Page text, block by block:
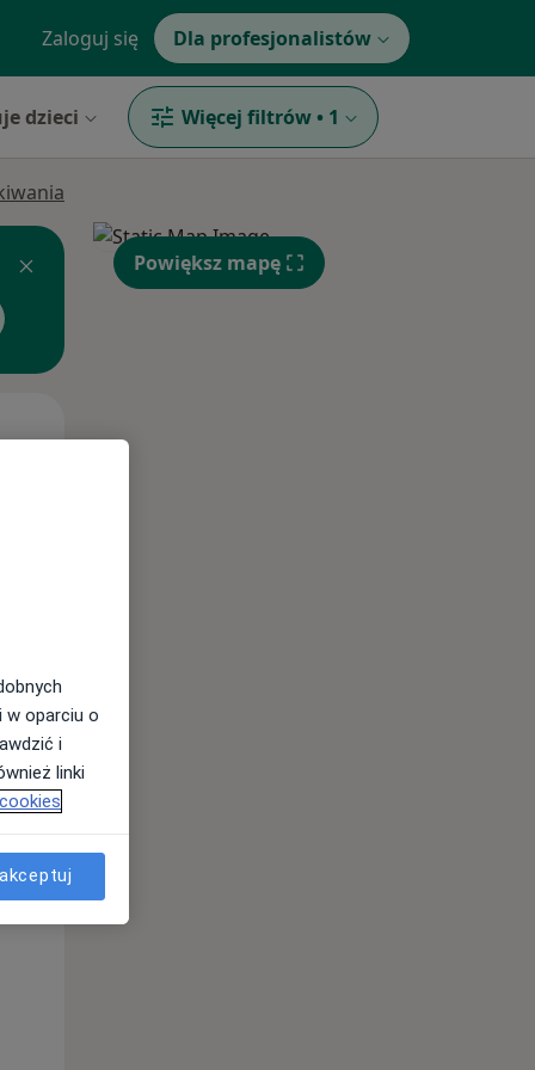
Zaloguj się Dla profesjonalistów
dzieci Więcej filtrów • 1
Wt,
Powiększ mapę
w oparciu o
i
linki